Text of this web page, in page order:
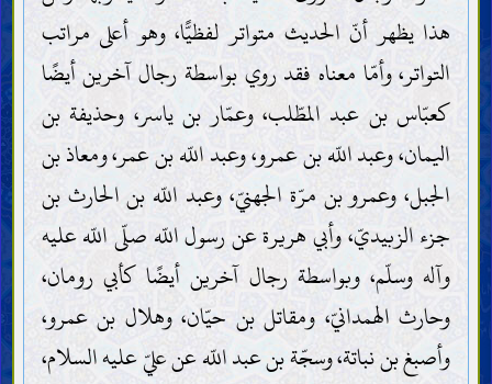
هذا يظهر أنّ الحديث متواتر لفظيًّا، وهو أعلى مراتب
التواتر، وأمّا معناه فقد روي بواسطة رجال آخرين أيضًا
كعبّاس بن عبد المطّلب، وعمّار بن ياسر، وحذيفة بن
اليمان، وعبد اللّه بن عمرو، وعبد اللّه بن عمر، ومعاذ بن
الجبل، وعمرو بن مرّة الجهنيّ، وعبد اللّه بن الحارث بن
جزء الزبيديّ، وأبي هريرة عن رسول اللّه صلّى اللّه عليه
وآله وسلّم، وبواسطة رجال آخرين أيضًا كأبي رومان،
وحارث الهمدانيّ، ومقاتل بن حيّان، وهلال بن عمرو،
وأصبغ بن نباتة، وسجّة بن عبد اللّه عن عليّ عليه السلام،